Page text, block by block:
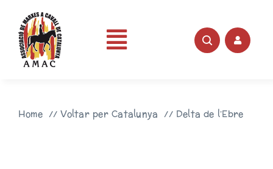
content
Toggle
Navigation
AMAC
Home Voltar per Catalunya Delta de l’Ebre